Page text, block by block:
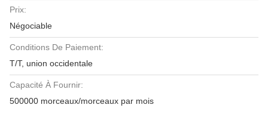
Prix:
Négociable
Conditions De Paiement:
T/T, union occidentale
Capacité À Fournir:
500000 morceaux/morceaux par mois